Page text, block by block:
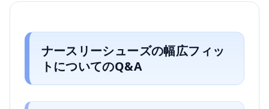
ナースリーシューズの幅広フィッ
トについてのQ&A